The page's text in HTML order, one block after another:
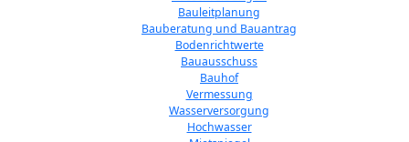
Bauleitplanung
Bauberatung und Bauantrag
Bodenrichtwerte
Bauausschuss
Bauhof
Vermessung
Wasserversorgung
Hochwasser